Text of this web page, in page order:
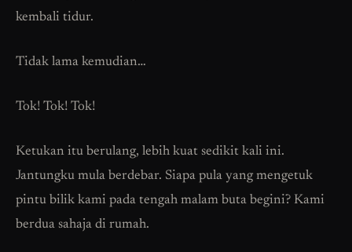
kembali tidur.
Tidak lama kemudian…
Tok! Tok! Tok!
Ketukan itu berulang, lebih kuat sedikit kali ini.
Jantungku mula berdebar. Siapa pula yang mengetuk
pintu bilik kami pada tengah malam buta begini? Kami
berdua sahaja di rumah.